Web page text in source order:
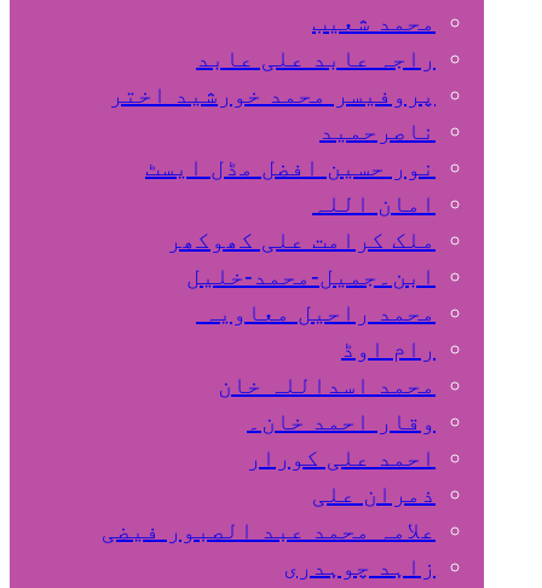
محمد شعیب
راجہ عابد علی عابد
پروفیسر محمد خورشید اختر
ناصرحمید
نور حسین افضل مڈل ایسٹ
امان اللہ
ملک کرامت علی کھوکھر
ابن۔جمیل-محمد-خلیل
محمد راحیل معاویہ
رام اوڈ
محمد اسداللہ خان
وقار احمد خان۔
احمد علی کورار
ذمران علی
علامہ محمد عبد الصبور فیضی
زاہد چوہدری